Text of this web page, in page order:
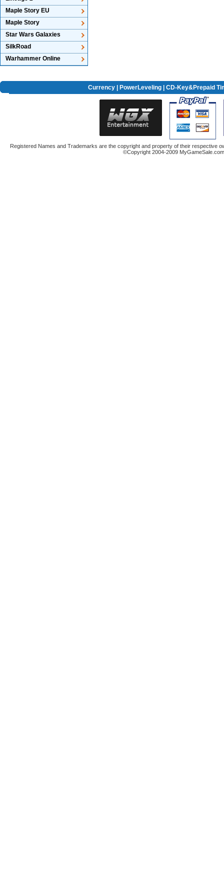
Maple Story EU
Maple Story
Star Wars Galaxies
SilkRoad
Warhammer Online
Currency| PowerLeveling| CD-Key&Prepaid
Registered Names and Trademarks are the copyright and property of their respective
©Copyright 2004-2009